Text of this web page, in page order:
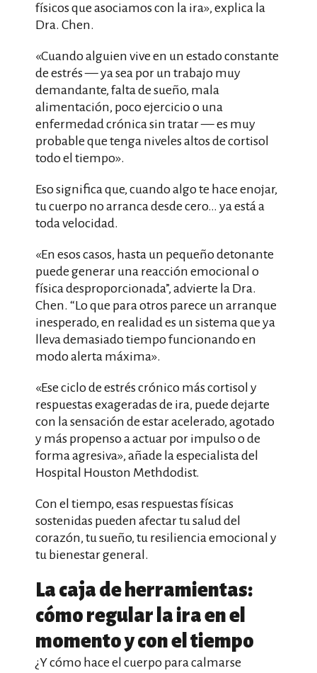
físicos que asociamos con la ira», explica la
Dra. Chen.
«Cuando alguien vive en un estado constante
de estrés — ya sea por un trabajo muy
demandante, falta de sueño, mala
alimentación, poco ejercicio o una
enfermedad crónica sin tratar — es muy
probable que tenga niveles altos de cortisol
todo el tiempo».
Eso significa que, cuando algo te hace enojar,
tu cuerpo no arranca desde cero… ya está a
toda velocidad.
«En esos casos, hasta un pequeño detonante
puede generar una reacción emocional o
física desproporcionada”, advierte la Dra.
Chen. “Lo que para otros parece un arranque
inesperado, en realidad es un sistema que ya
lleva demasiado tiempo funcionando en
modo alerta máxima».
«Ese ciclo de estrés crónico más cortisol y
respuestas exageradas de ira, puede dejarte
con la sensación de estar acelerado, agotado
y más propenso a actuar por impulso o de
forma agresiva», añade la especialista del
Hospital Houston Methdodist.
Con el tiempo, esas respuestas físicas
sostenidas pueden afectar tu salud del
corazón, tu sueño, tu resiliencia emocional y
tu bienestar general.
La caja de herramientas:
cómo regular la ira en el
momento y con el tiempo
¿Y cómo hace el cuerpo para calmarse